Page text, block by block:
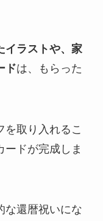
イラストや、家
ドは、もらった
を取り入れるこ
ードが完成しま
な還暦祝いにな